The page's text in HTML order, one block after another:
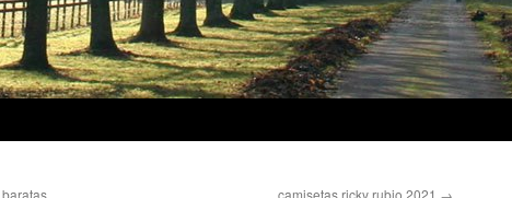
camisetas ricky rubio 2021 →